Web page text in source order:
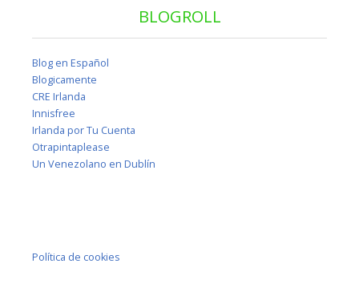
BLOGROLL
Blog en Español
Blogicamente
CRE Irlanda
Innisfree
Irlanda por Tu Cuenta
Otrapintaplease
Un Venezolano en Dublín
Política de cookies